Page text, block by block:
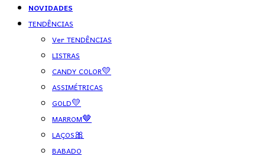
NOVIDADES
TENDÊNCIAS
Ver TENDÊNCIAS
LISTRAS
CANDY COLOR💛
ASSIMÉTRICAS
GOLD💛
MARROM🤎
LAÇOS🎀
BABADO